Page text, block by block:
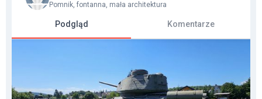
Pomnik, fontanna, mała architektura
Podgląd Komentarze